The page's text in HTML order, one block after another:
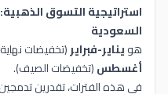
استراتيجية التسوق الذهبية:
السعودية
هويناير-فبراير(تخفيضات
أغسطس(تخفيضات الصيف).